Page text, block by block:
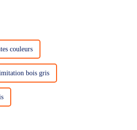
couleurs
bois gris